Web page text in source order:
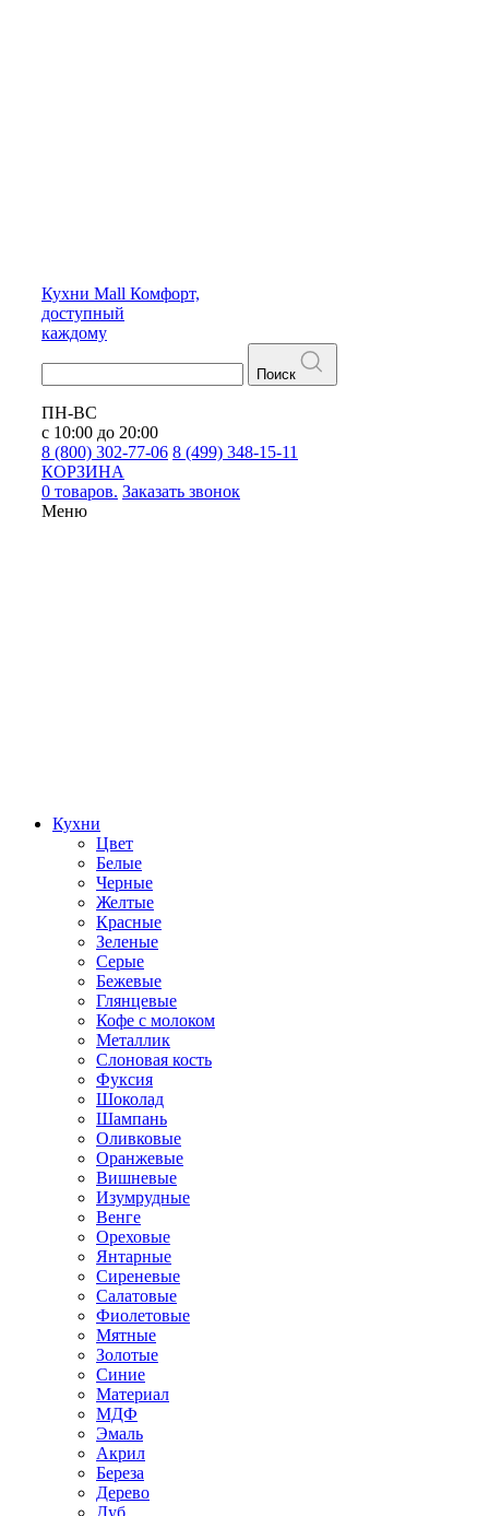
Кухни Mall Комфорт,
доступный
каждому
Поиск
ПН-ВС
с 10:00 до 20:00
8 (800) 302-77-06 8 (499) 348-15-11
КОРЗИНА
0 товаров. Заказать звонок
Меню
Кухни
Цвет
Белые
Черные
Желтые
Красные
Зеленые
Серые
Бежевые
Глянцевые
Кофе с молоком
Металлик
Слоновая кость
Фуксия
Шоколад
Шампань
Оливковые
Оранжевые
Вишневые
Изумрудные
Венге
Ореховые
Янтарные
Сиреневые
Салатовые
Фиолетовые
Мятные
Золотые
Синие
Материал
МДФ
Эмаль
Акрил
Береза
Дерево
Дуб